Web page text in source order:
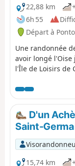
22,88 km
6h 55
Départ à
Une randonnée
avoir longé
l'Île de Loisirs de
Après le
Conflans-Sainte-
parcours
D'un
Saint-
15,74 km